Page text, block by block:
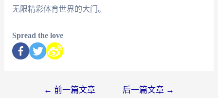
无限精彩体育世界的大门。
Spread the love
← 前一篇文章 后一篇文章 →